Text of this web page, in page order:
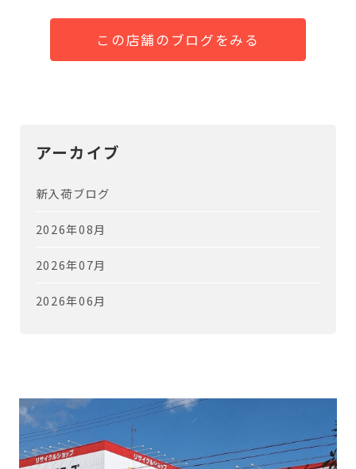
この店舗のブログをみる
アーカイブ
新入荷ブログ
2026年08月
2026年07月
2026年06月